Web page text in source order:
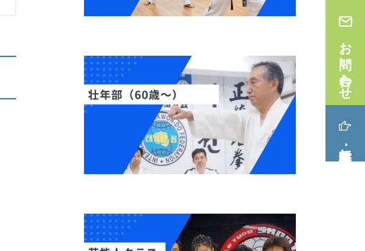
お問い合わせ
無料体験･見学